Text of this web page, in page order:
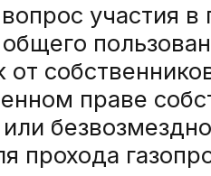
участия
праве
прохода